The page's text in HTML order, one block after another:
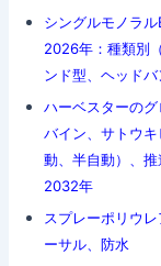
シングルモノラ
2026年：種類別
ンド型、ヘッドバ
ハーベスターの
バイン、サトウ
動、半自動）、
2032年
スプレーポリウ
ーサル、防水